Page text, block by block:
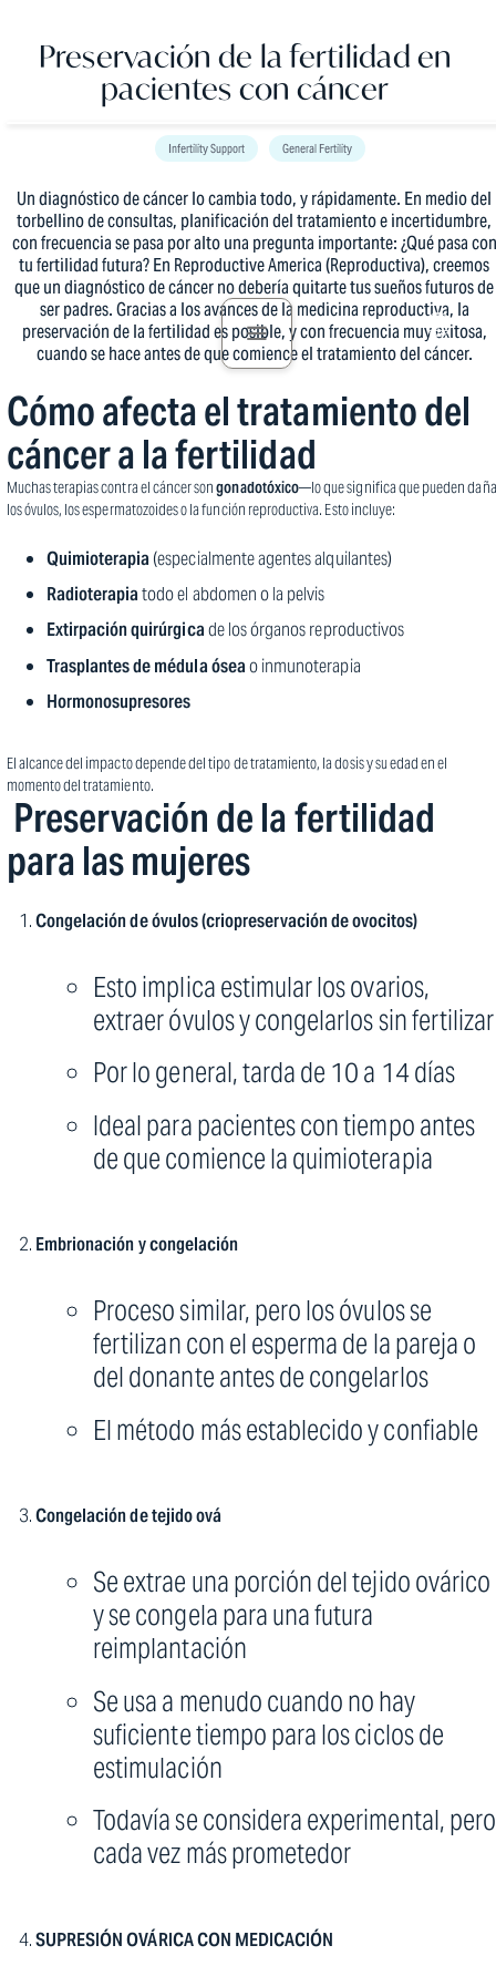
Preservación de la fertilidad en
pacientes con cáncer
Infertility Support General Fertility
Un diagnóstico de cáncer lo cambia todo, y rápidamente. En medio del
torbellino de consultas, planificación del tratamiento e incertidumbre,
con frecuencia se pasa por alto una pregunta importante: ¿Qué pasa con
tu fertilidad futura? En Reproductive America (Reproductiva), creemos
que un diagnóstico de cáncer no debería quitarte tus sueños futuros de
ser padres. Gracias a los avances de la medicina reproductiva, la
preservación de la fertilidad es posible, y con frecuencia muy exitosa,
cuando se hace antes de que comience el tratamiento del cáncer.
Cómo afecta el tratamiento del
cáncer a la fertilidad
Muchas terapias contra el cáncer songonadotóxico—lo que significa que pueden
los óvulos, los espermatozoides o la función reproductiva. Esto incluye:
Quimioterapia (especialmente agentes alquilantes)
Radioterapiatodo el abdomen o la pelvis
Extirpación quirúrgicade los órganos reproductivos
Trasplantes de médula óseao inmunoterapia
Hormonosupresores
El alcance del impacto depende del tipo de tratamiento, la dosis y su edad en el
momento del tratamiento.
‍ Preservación de la fertilidad
para las mujeres
Congelación de óvulos (criopreservación de ovocitos)
Esto implica estimular los ovarios,
extraer óvulos y congelarlos sin fertilizar
Por lo general, tarda de 10 a 14 días
Ideal para pacientes con tiempo antes
de que comience la quimioterapia
Embrionación y congelación
Proceso similar, pero los óvulos se
fertilizan con el esperma de la pareja o
del donante antes de congelarlos
El método más establecido y confiable
Congelación de tejido ová
Se extrae una porción del tejido ovárico
y se congela para una futura
reimplantación
Se usa a menudo cuando no hay
suficiente tiempo para los ciclos de
estimulación
Todavía se considera experimental, pero
cada vez más prometedor
SUPRESIÓN OVÁRICA CON MEDICACIÓN